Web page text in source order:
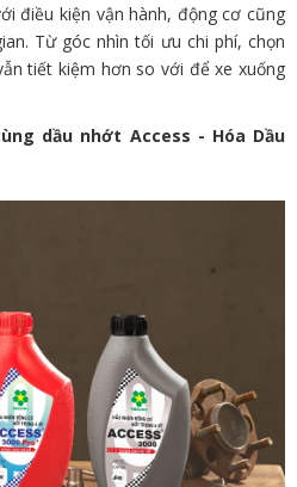
điều kiện vận hành, động cơ cũng
Từ góc nhìn tối ưu chi phí, chọn
tiết kiệm hơn so với để xe xuống
dầu nhớt Access - Hóa Dầu